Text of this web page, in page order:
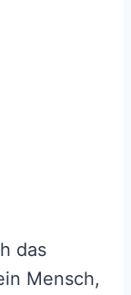
das
Mensch,